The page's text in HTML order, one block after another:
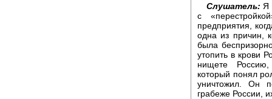
Слушатель: Я
с
предприятия,
одна из причин,
была
утопить в крови
нищете Россию,
который понял
уничтожил. Он
грабеже России,